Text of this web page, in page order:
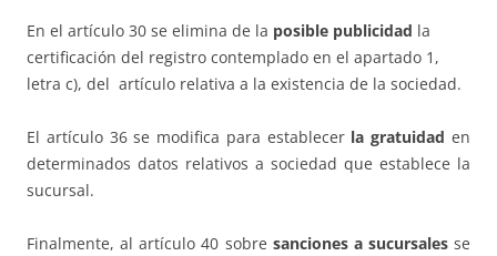
En el artículo 30 se elimina de la posible publicidad la
certificación del registro contemplado en el apartado 1,
letra c), del artículo relativa a la existencia de la sociedad.
El artículo 36 se modifica para establecer la gratuidad en
determinados datos relativos a sociedad que establece la
sucursal.
Finalmente, al artículo 40 sobre sanciones a sucursalesse